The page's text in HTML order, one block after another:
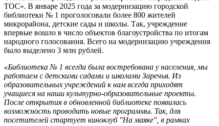
ТОС». В январе 2025 года за модернизацию городской
библиотеки № 1 проголосовали более 800 жителей
микрорайона, детские сады и школы. Так, учреждение
впервые вошло в число объектов благоустройства по итогам
народного голосования. Всего на модернизацию учреждения
было выделено 3 млн рублей.
«Библиотека № 1 всегда была востребована у населения, мы
работаем с детскими садами и школами Заречья. Из
образовательных учреждений к нам всегда приходят
учащиеся на наши культурно-образовательные проекты.
После открытия в обновленной библиотеке появилась
возможность проводить новые программы. Так, для
посетителей стартует киноклуб "На маяке", в рамках